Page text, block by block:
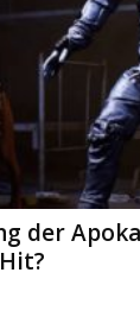
der